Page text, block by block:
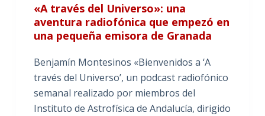
«A través del Universo»: una
aventura radiofónica que empezó en
una pequeña emisora de Granada
Benjamín Montesinos «Bienvenidos a ‘A
través del Universo’, un podcast radiofónico
semanal realizado por miembros del
Instituto de Astrofísica de Andalucía, dirigido